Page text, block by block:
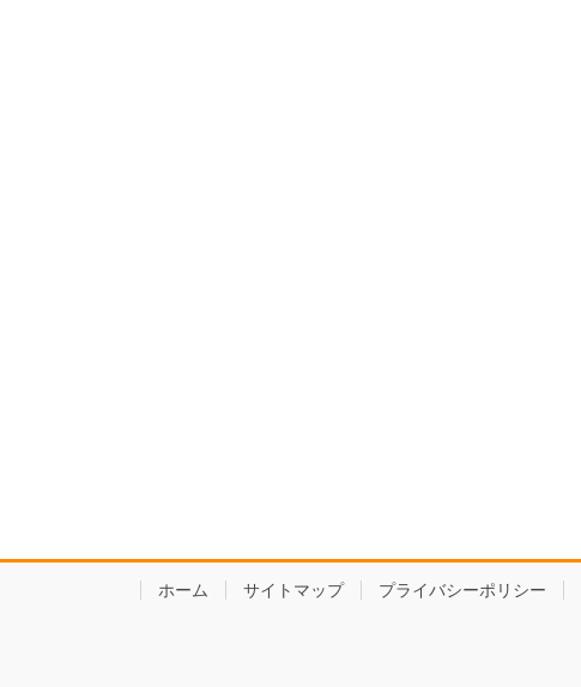
ホーム サイトマップ プライバシーポリシー